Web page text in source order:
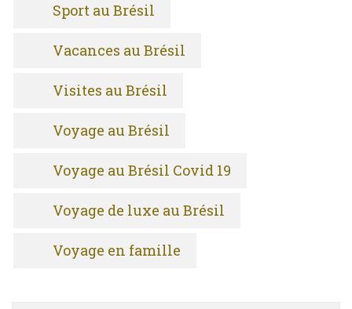
Sport au Brésil
Vacances au Brésil
Visites au Brésil
Voyage au Brésil
Voyage au Brésil Covid 19
Voyage de luxe au Brésil
Voyage en famille